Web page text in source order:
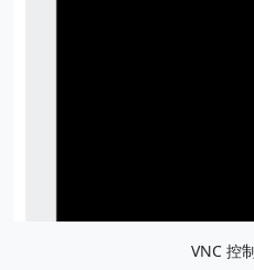
VNC 控